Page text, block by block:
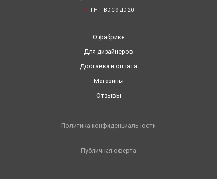
ПН — ВС С 9 ДО 20
О фабрике
Для дизайнеров
Доставка и оплата
Магазины
Отзывы
Политика конфиденциальности
Публичная оферта